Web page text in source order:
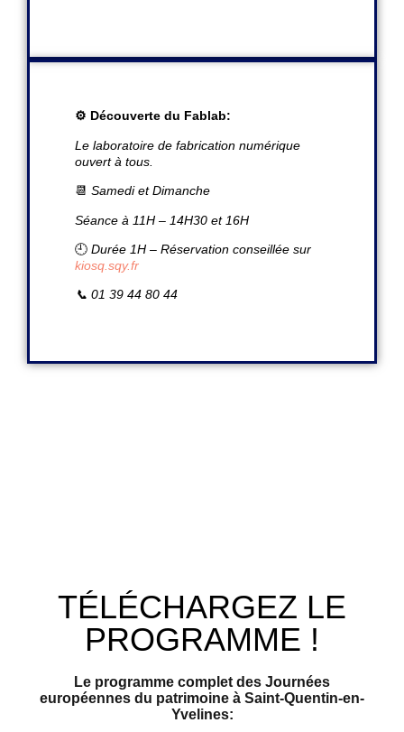
⚙️ Découverte du Fablab:
Le laboratoire de fabrication numérique
ouvert à tous.
📆 Samedi et Dimanche
Séance à 11H – 14H30 et 16H
🕘 Durée 1H – Réservation conseillée sur
kiosq.sqy.fr
📞 01 39 44 80 44
TÉLÉCHARGEZ LE
PROGRAMME !
Le programme complet des Journées
européennes du patrimoine à Saint-Quentin-en-
Yvelines: